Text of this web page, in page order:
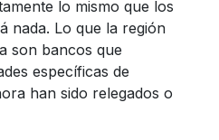
lo mismo que los
nada. Lo que la región
son bancos que
específicas de
han sido relegados o